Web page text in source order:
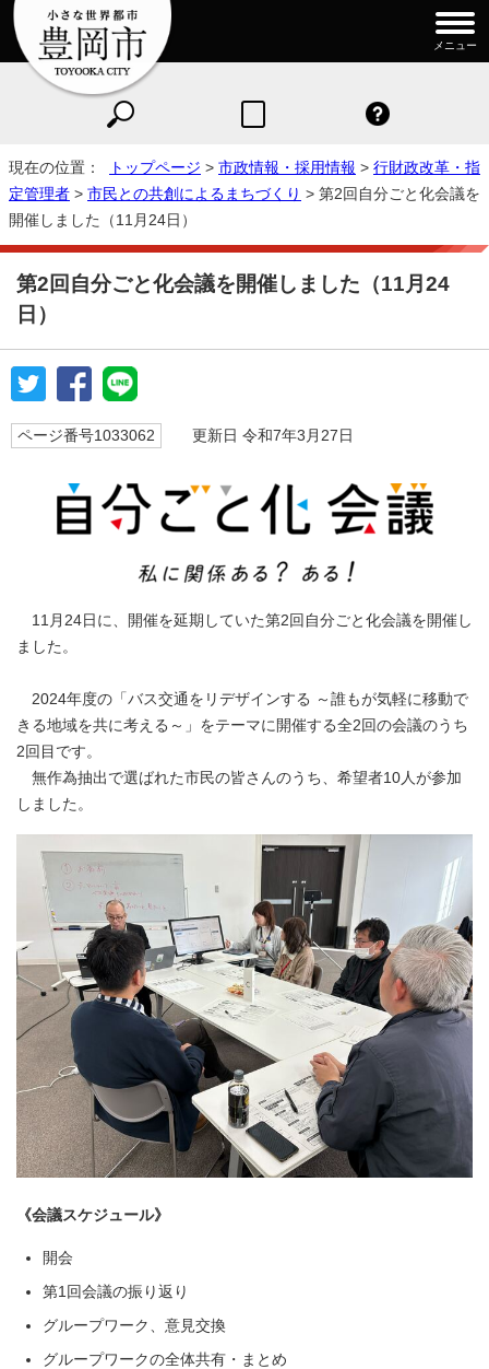
メニュー
現在の位置： トップページ > 市政情報・採用情報 > 行財政改革・指
定管理者 > 市民との共創によるまちづくり > 第2回自分ごと化会議を
開催しました（11月24日）
第2回自分ごと化会議を開催しました（11月24
日）
ページ番号1033062 更新日 令和7年3月27日
11月24日に、開催を延期していた第2回自分ごと化会議を開催し
ました。
2024年度の「バス交通をリデザインする ～誰もが気軽に移動で
きる地域を共に考える～」をテーマに開催する全2回の会議のうち
2回目です。
無作為抽出で選ばれた市民の皆さんのうち、希望者10人が参加
しました。
《会議スケジュール》
開会
第1回会議の振り返り
グループワーク、意見交換
グループワークの全体共有・まとめ